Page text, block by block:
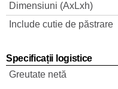
Dimensiuni (AxLxh)
Include cutie de păstrare
Specificații logistice
Greutate netă